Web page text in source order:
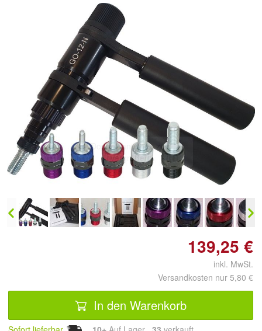
Doppelt antippen zum
vergrößern
139,25 €
inkl. MwSt.
Versandkosten nur 5,80 €
In den Warenkorb